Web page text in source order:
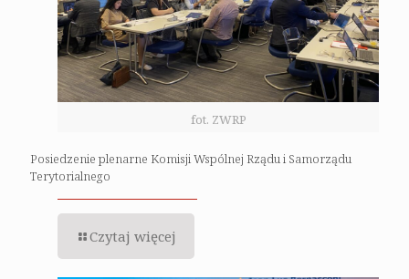
fot. ZWRP
Posiedzenie plenarne Komisji Wspólnej Rządu i Samorządu
Terytorialnego
Czytaj więcej